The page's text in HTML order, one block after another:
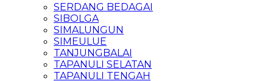
SERDANG BEDAGAI
SIBOLGA
SIMALUNGUN
SIMEULUE
TANJUNGBALAI
TAPANULI SELATAN
TAPANULI TENGAH